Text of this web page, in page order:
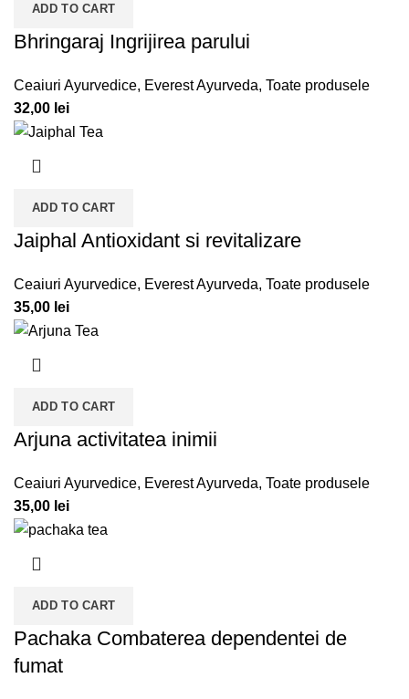
ADD TO CART
Bhringaraj Ingrijirea parului
Ceaiuri Ayurvedice, Everest Ayurveda, Toate produsele
32,00 lei
ADD TO CART
Jaiphal Antioxidant si revitalizare
Ceaiuri Ayurvedice, Everest Ayurveda, Toate produsele
35,00 lei
ADD TO CART
Arjuna activitatea inimii
Ceaiuri Ayurvedice, Everest Ayurveda, Toate produsele
35,00 lei
ADD TO CART
Pachaka Combaterea dependentei de
fumat